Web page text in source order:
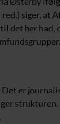
siger, at
det her had,
Det er
strukturen.